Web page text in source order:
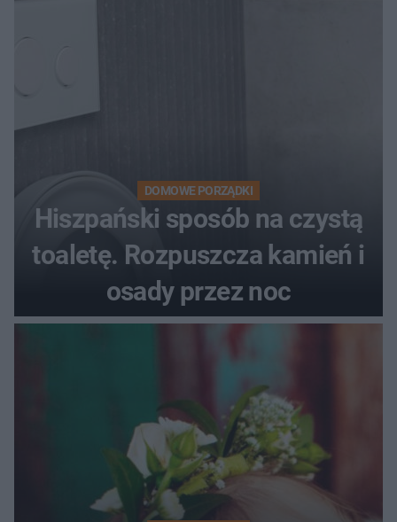
DOMOWE PORZĄDKI
Hiszpański sposób na czystą
toaletę. Rozpuszcza kamień i
osady przez noc